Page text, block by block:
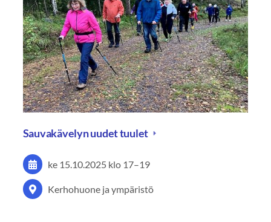
Sauvakävelyn uudet tuulet
ke 15.10.2025 klo 17–19
Kerhohuone ja ympäristö